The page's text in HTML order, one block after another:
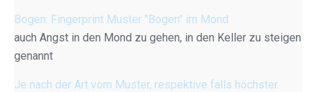
Bogen: Fingerprint Muster "Bogen" im Mond
auch Angst in den Mond zu gehen, in den Keller zu steigen
genannt
Je nach der Art vom Muster, respektive falls höchster